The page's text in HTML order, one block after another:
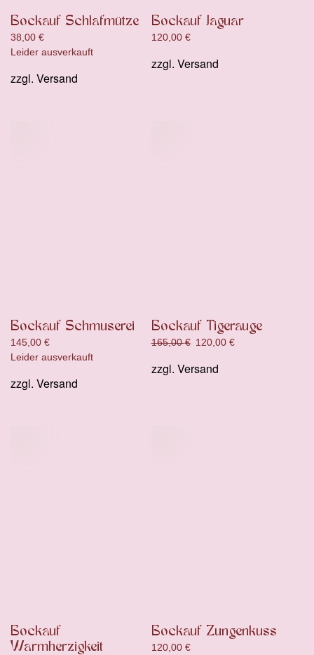
Bockauf Schlafmütze
38,00 €
Leider ausverkauft
zzgl. Versand
Bockauf Jaguar
120,00 €
zzgl. Versand
Bockauf Schmuserei
145,00 €
Leider ausverkauft
zzgl. Versand
Bockauf Tigerauge
165,00€ Ursprünglicher
war:
120,00 €
zzgl. Versand
Bockauf
Warmherzigkeit
Bockauf Zungenkuss
120,00 €